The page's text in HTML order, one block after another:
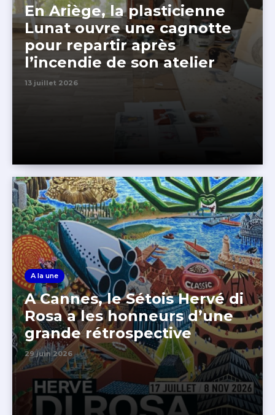
En Ariège, la plasticienne
Lunat ouvre une cagnotte
pour repartir après
l’incendie de son atelier
13 juillet 2026
A la une
A Cannes, le Sétois Hervé di
Rosa a les honneurs d’une
grande rétrospective
29 juin 2026